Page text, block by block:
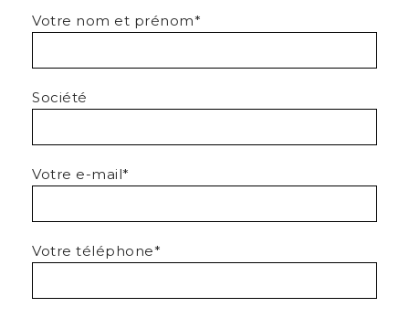
Votre nom et prénom*
Société
Votre e-mail*
Votre téléphone*